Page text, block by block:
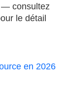
— consultez
le détail
en 2026